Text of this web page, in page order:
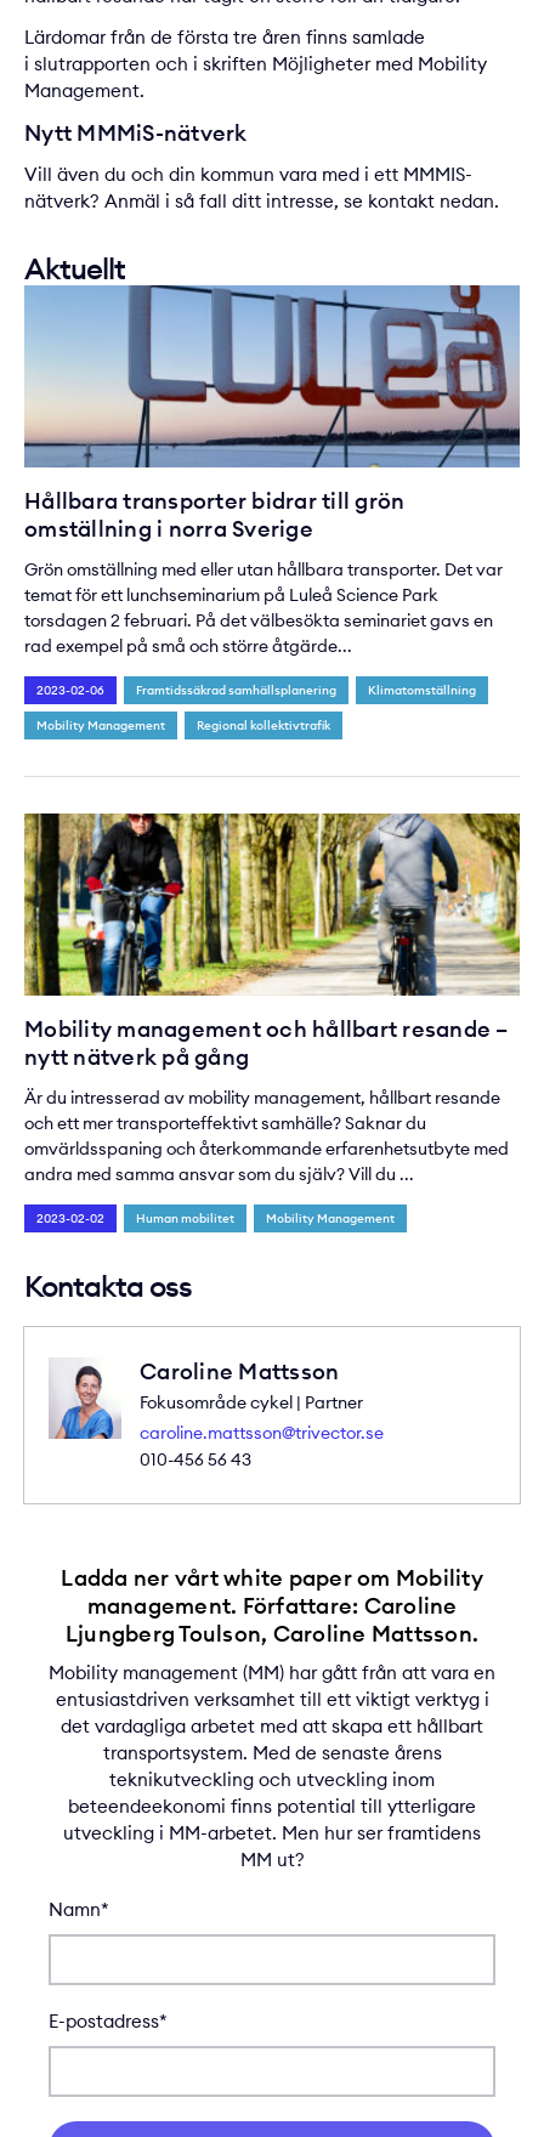
Lärdomar från de första tre åren finns samlade
i slutrapporten och i skriften Möjligheter med Mobility
Management.
Nytt MMMiS-nätverk
Vill även du och din kommun vara med i ett MMMIS-
nätverk? Anmäl i så fall ditt intresse, se kontakt nedan.
Aktuellt
Hållbara transporter bidrar till grön
omställning i norra Sverige
Grön omställning med eller utan hållbara transporter. Det var
temat för ett lunchseminarium på Luleå Science Park
torsdagen 2 februari. På det välbesökta seminariet gavs en
rad exempel på små och större åtgärde...
2023-02-06 Framtidssäkrad samhällsplanering Klimatomställning
Mobility Management Regional kollektivtrafik
Mobility management och hållbart resande –
nytt nätverk på gång
Är du intresserad av mobility management, hållbart resande
och ett mer transporteffektivt samhälle? Saknar du
omvärldsspaning och återkommande erfarenhetsutbyte med
andra med samma ansvar som du själv? Vill du ...
2023-02-02 Human mobilitet Mobility Management
Kontakta oss
Caroline Mattsson
Fokusområde cykel | Partner
caroline.mattsson@trivector.se
010-456 56 43
Ladda ner vårt white paper om Mobility
management. Författare: Caroline
Ljungberg Toulson, Caroline Mattsson.
Mobility management (MM) har gått från att vara en
entusiastdriven verksamhet till ett viktigt verktyg i
det vardagliga arbetet med att skapa ett hållbart
transportsystem. Med de senaste årens
teknikutveckling och utveckling inom
beteendeekonomi finns potential till ytterligare
utveckling i MM-arbetet. Men hur ser framtidens
MM ut?
Namn*
E-postadress*